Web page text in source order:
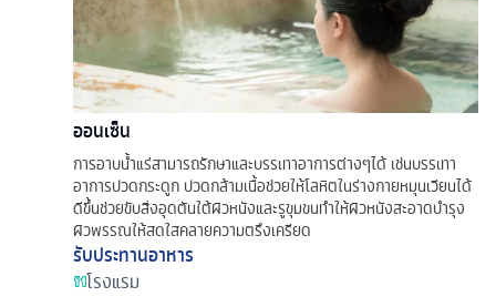
ออนเซ็น
การอาบน้ำแร่สามารถรักษาและบรรเทาอาการต่างๆได้ เช่นบรรเทา
อาการปวดกระดูก ปวดกล้ามเนื้อช่วยให้โลหิตในร่างกายหมุนเวียนได้
ดีขึ้นช่วยขับสิ่งอุดตันใต้ผิวหนังและรูขุมขนทำให้ผิวหนังสะอาดบำรุง
ผิวพรรณให้สดใสคลายความตรึงเครียด
รับประทานอาหาร
โรงแรม